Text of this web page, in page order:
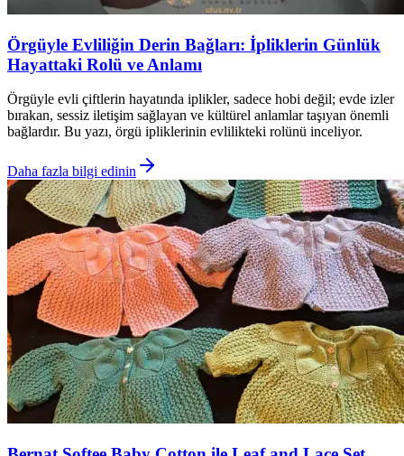
Örgüyle Evliliğin Derin Bağları: İpliklerin Günlük
Hayattaki Rolü ve Anlamı
Örgüyle evli çiftlerin hayatında iplikler, sadece hobi değil; evde izler
bırakan, sessiz iletişim sağlayan ve kültürel anlamlar taşıyan önemli
bağlardır. Bu yazı, örgü ipliklerinin evlilikteki rolünü inceliyor.
Daha fazla bilgi edinin